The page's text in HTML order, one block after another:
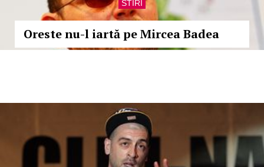
STIRI
Oreste nu-l iartă pe Mircea Badea